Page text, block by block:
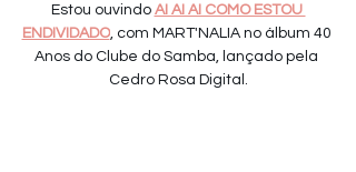
Estou ouvindo AI AI AI COMO ESTOU
ENDIVIDADO, com MART'NALIA no álbum 40
Anos do Clube do Samba, lançado pela
Cedro Rosa Digital.